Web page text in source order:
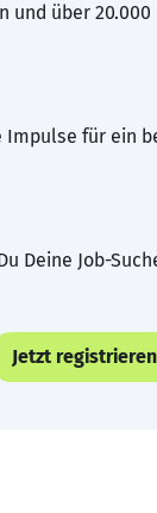
und über 20.000
für ein
Deine Job-
Jetzt registrieren